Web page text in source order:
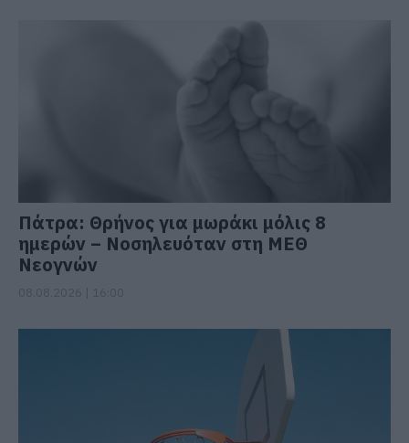
Πάτρα: Θρήνος για μωράκι μόλις 8
ημερών – Νοσηλευόταν στη ΜΕΘ
Νεογνών